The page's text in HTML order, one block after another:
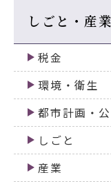
しごと・産業
税金
環境・衛生
都市計画・
しごと
産業